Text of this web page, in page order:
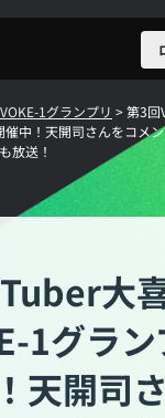
VOKE-1グランプリ >第3回
催中！天開司さんをコメ
放送！
大
1グラン
天開司